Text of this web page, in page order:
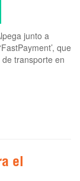
junto a
que
transporte en
el